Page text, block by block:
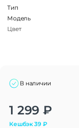
Тип
Модель
Цвет
В наличии
1 299 ₽
Кешбэк39 ₽
Alternative: